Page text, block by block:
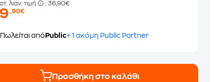
λιαν. τιμή : 36,90€
,90€
Πωλείται από Public+ 1 ακόμη Public Partner
Προσθήκη στο καλάθι